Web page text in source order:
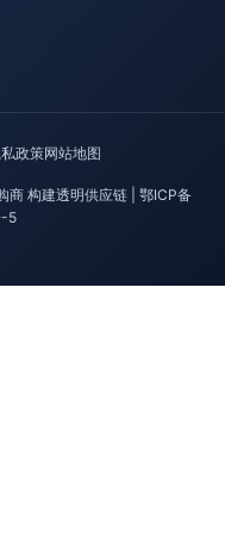
政策网站地图
构建透明供应链 | 鄂ICP备
5